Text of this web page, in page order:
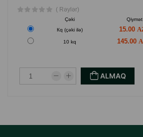
( Rəylər)
Çəki Qiymət
Кq (çəki ilə)
15.00
10 kq 145.00
ALMAQ